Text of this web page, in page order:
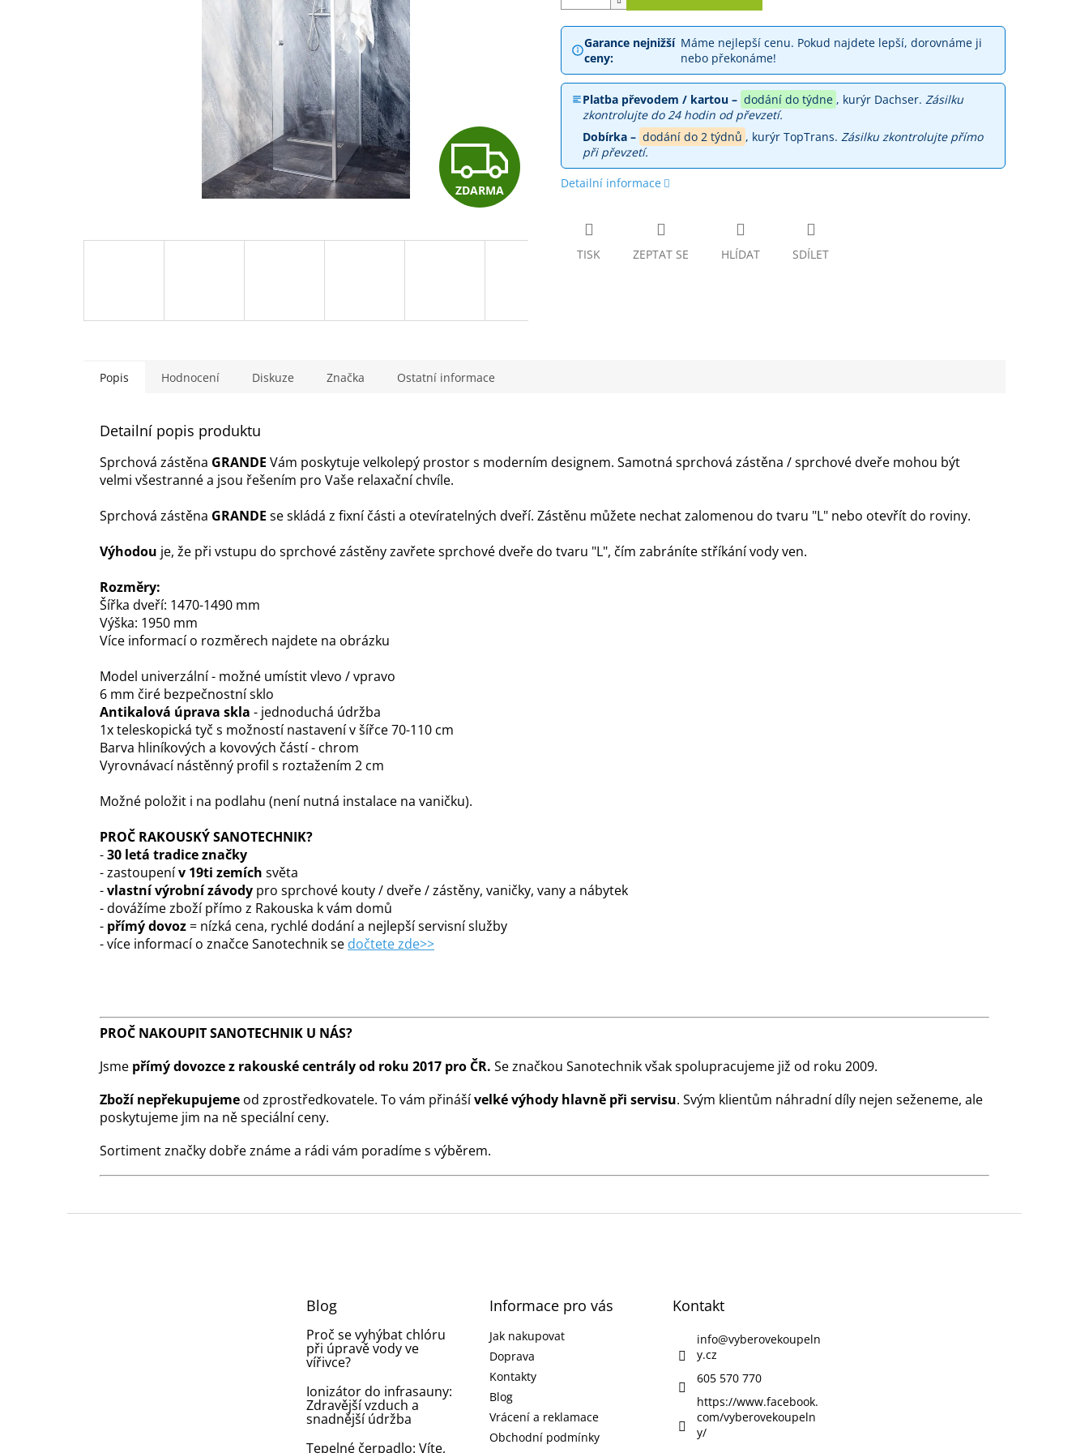
Z
D
R
A
ZDARMA
Garance nejnižší
ceny:
Máme nejlepší cenu. Pokud najdete lepší, dorovnáme ji
nebo překonáme!
Platba převodem / kartou – dodání do týdne , kurýr Dachser.Zásilku
zkontrolujte do 24 hodin od převzetí.
Dobírka – dodání do 2 týdnů , kurýr TopTrans.Zásilku zkontrolujte přímo
při převzetí.
Detailní informace
TISK ZEPTAT SE HLÍDAT SDÍLET
Popis Hodnocení Diskuze Značka Ostatní informace
Detailní popis produktu
Sprchová zástěna GRANDE Vám poskytuje velkolepý prostor s moderním designem. Samotná sprchová zástěna / sprchové dveře mohou být
velmi všestranné a jsou řešením pro Vaše relaxační chvíle.
Sprchová zástěna GRANDE se skládá z fixní části a otevíratelných dveří. Zástěnu můžete nechat zalomenou do tvaru "L" nebo otevřít do roviny.
Výhodou je, že při vstupu do sprchové zástěny zavřete sprchové dveře do tvaru "L", čím zabráníte stříkání vody ven.
Rozměry:
Šířka dveří: 1470-1490 mm
Výška: 1950 mm
Více informací o rozměrech najdete na obrázku
Model univerzální - možné umístit vlevo / vpravo
6 mm čiré bezpečnostní sklo
Antikalová úprava skla - jednoduchá údržba
1x teleskopická tyč s možností nastavení v šířce 70-110 cm
Barva hliníkových a kovových částí - chrom
Vyrovnávací nástěnný profil s roztažením 2 cm
Možné položit i na podlahu (není nutná instalace na vaničku).
PROČ RAKOUSKÝ SANOTECHNIK?
-30 letá tradice značky
- zastoupenív 19ti zemích světa
-vlastní výrobní závody pro sprchové kouty / dveře / zástěny, vaničky, vany a nábytek
- dovážíme zboží přímo z Rakouska k vám domů
- přímý dovoz= nízká cena, rychlé dodání a nejlepší servisní služby
- více informací o značce Sanotechnik se dočtete zde>>
PROČ NAKOUPIT SANOTECHNIK U NÁS?
Jsme přímý dovozce z rakouské centrály od roku 2017 pro ČR. Se značkou Sanotechnik však spolupracujeme již od roku 2009.
Zboží nepřekupujeme od zprostředkovatele. To vám přinášívelké výhody hlavně při servisu. Svým klientům náhradní díly nejen seženeme, ale
poskytujeme jim na ně speciální ceny.
Sortiment značky dobře známe a rádi vám poradíme s výběrem.
Blog
Proč se vyhýbat chlóru
při úpravě vody ve
vířivce?
Ionizátor do infrasauny:
Zdravější vzduch a
snadnější údržba
Tepelné čerpadlo: Víte,
Informace pro vás
Jak nakupovat
Doprava
Kontakty
Blog
Vrácení a reklamace
Obchodní podmínky
Kontakt
info@vyberovekoupeln
y.cz
605 570 770
https://www.facebook.
com/vyberovekoupeln
y/